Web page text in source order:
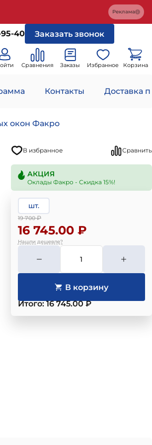
Реклама
95-40 Заказать звонок
Сравнения Заказы Избранное Корзина
Контакты Доставка
окон Факро
В избранное Сравнить
АКЦИЯ
Оклады Факро - Скидка 15%!
шт.
19 700₽
16 745.00 ₽
Нашли дешевле?
Итого: 16 745.00 ₽